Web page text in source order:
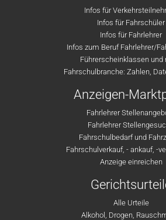
Infos für
Infos für Fahrschüler
Infos für Fahrlehrer
Infos zum Beruf Fahrlehrer/
Führerscheinklassen und
Fahrschulbranche: Zahlen,
Anzeigen-
Fahrlehrer
Fahrlehrer
Fahrschulbedarf und
Fahrschulverkauf, - ankauf, -
Anzeige einreichen
Alle Urteile
Alkohol, Drogen,